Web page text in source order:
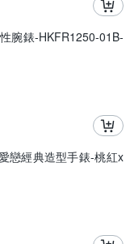
腕錶-HKFR1250-01B-
戀經典造型手錶-桃紅x